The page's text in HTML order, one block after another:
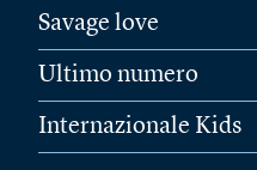
Savage love
Ultimo numero
Internazionale Kids